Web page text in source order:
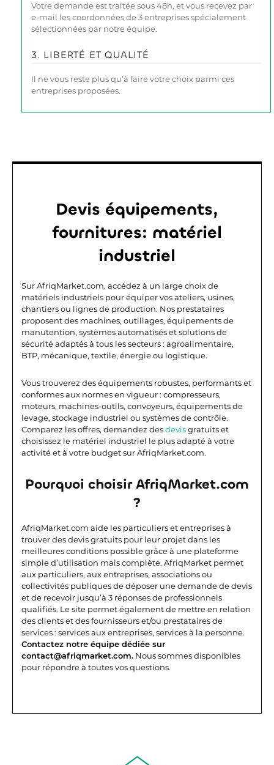
Votre demande est traitée sous 48h, et vous recevez par
e-mail les coordonnées de 3 entreprises spécialement
sélectionnées par notre équipe.
3. LIBERTÉ ET QUALITÉ
Il ne vous reste plus qu’à faire votre choix parmi ces
entreprises proposées.
Devis équipements,
fournitures: matériel
industriel
Sur AfriqMarket.com, accédez à un large choix de
matériels industriels pour équiper vos ateliers, usines,
chantiers ou lignes de production. Nos prestataires
proposent des machines, outillages, équipements de
manutention, systèmes automatisés et solutions de
sécurité adaptés à tous les secteurs : agroalimentaire,
BTP, mécanique, textile, énergie ou logistique.
Vous trouverez des équipements robustes, performants et
conformes aux normes en vigueur : compresseurs,
moteurs, machines-outils, convoyeurs, équipements de
levage, stockage industriel ou systèmes de contrôle.
Comparez les offres, demandez desdevisgratuits et
choisissez le matériel industriel le plus adapté à votre
activité et à votre budget sur AfriqMarket.com.
Pourquoi choisir AfriqMarket.com
?
AfriqMarket.com aide les particuliers et entreprises à
trouver des devis gratuits pour leur projet dans les
meilleures conditions possible grâce à une plateforme
simple d’utilisation mais complète. AfriqMarket permet
aux particuliers, aux entreprises, associations ou
collectivités publiques de déposer une demande de devis
et de recevoir jusqu’à 3 réponses de professionnels
qualifiés. Le site permet également de mettre en relation
des clients et des fournisseurs et/ou prestataires de
services : services aux entreprises, services à la personne.
Contactez notre équipe dédiée sur
contact@afriqmarket.com. Nous sommes disponibles
pour répondre à toutes vos questions.